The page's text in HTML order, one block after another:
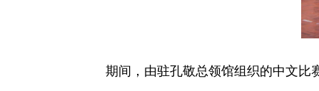
期间，由驻孔敬总领馆组织的中文比